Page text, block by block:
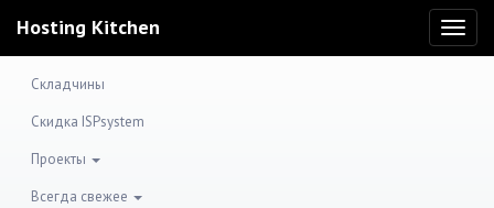
Hosting Kitchen
Складчины
Скидка ISPsystem
Проекты
Всегда свежее